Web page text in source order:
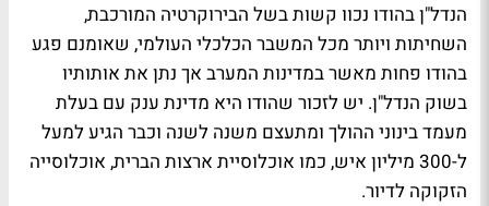
הנדל"ן בהודו נכוו קשות בשל הבירוקרטיה המורכבת,
השחיתות ויותר מכל המשבר הכלכלי העולמי, שאומנם פגע
בהודו פחות מאשר במדינות המערב אך נתן את אותותיו
בשוק הנדל"ן. יש לזכור שהודו היא מדינת ענק עם בעלת
מעמד בינוני ההולך ומתעצם משנה לשנה וכבר הגיע למעל
ל-300 מיליון איש, כמו אוכלוסיית ארצות הברית, אוכלוסייה
הזקוקה לדיור.